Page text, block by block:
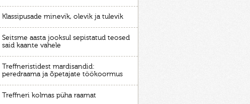
Klassipusade minevik, olevik ja tulevik
Seitsme aasta jooksul sepistatud teosed
said kaante vahele
Treffneristidest mardisandid:
peredraama ja õpetajate töökoormus
Treffneri kolmas püha raamat